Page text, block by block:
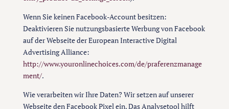
Wenn Sie keinen Facebook-Account besitzen:
Deaktivieren Sie nutzungsbasierte Werbung von Facebook
auf der Webseite der European Interactive Digital
Advertising Alliance:
http://www.youronlinechoices.com/de/praferenzmanage
ment/.
Wie verarbeiten wir Ihre Daten? Wir setzen auf unserer
Webseite den Facebook Pixel ein. Das Analysetool hilft